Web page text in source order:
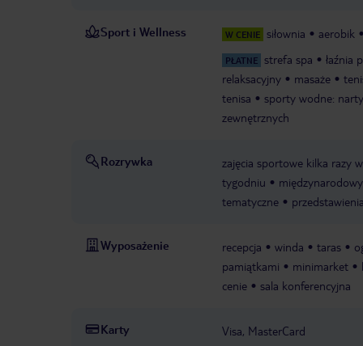
Sport i Wellness W CENIE siłownia aerobik
PŁATNE strefa spa łaźnia
relaksacyjny
masaże
tenisa
sporty wodne:
zewnętrznych
Rozrywka zajęcia sportowe kilka razy
tygodniu
tematyczne
przedstawienia
Wyposażenie recepcja winda taras
pamiątkami
minimarket
cenie
sala konferencyjna
Karty Visa, MasterCard